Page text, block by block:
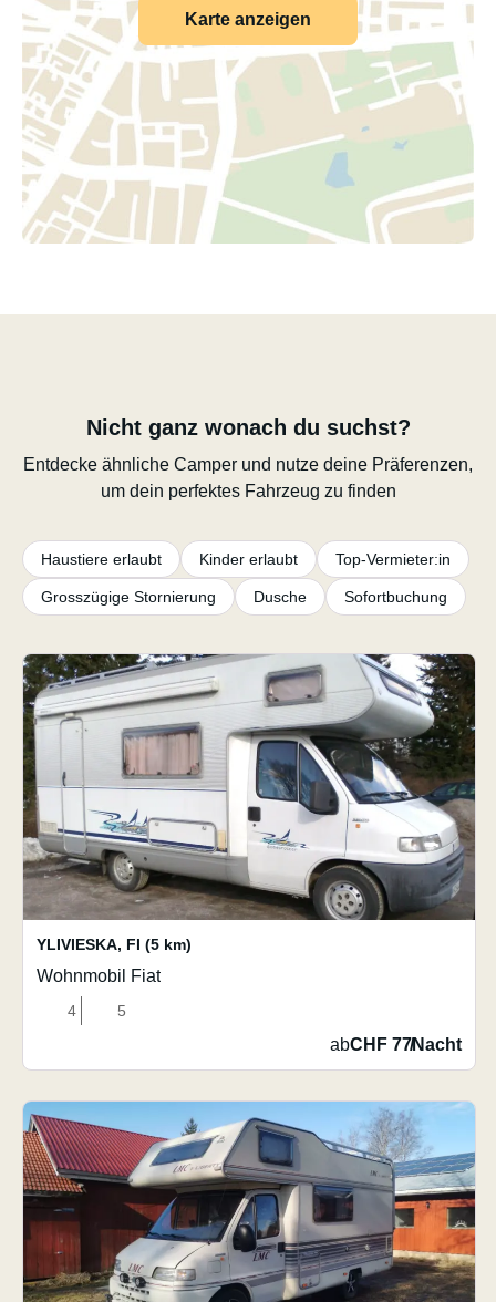
Karte anzeigen
Nicht ganz wonach du suchst?
Entdecke ähnliche Camper und nutze deine Präferenzen,
um dein perfektes Fahrzeug zu finden
Haustiere erlaubt Kinder erlaubt Top-Vermieter:in
Grosszügige Stornierung Dusche Sofortbuchung
YLIVIESKA, FI (5 km)
Wohnmobil Fiat
4 5
abCHF 77/Nacht